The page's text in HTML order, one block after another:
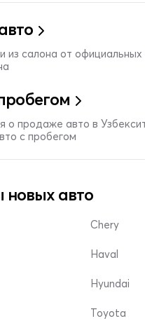
из салона от
о продаже авто в
с пробегом
новых авто
Chery
Haval
Hyundai
Toyota